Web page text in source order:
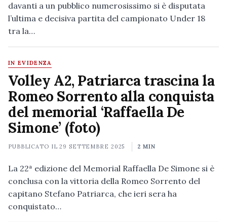
davanti a un pubblico numerosissimo si è disputata
l’ultima e decisiva partita del campionato Under 18
tra la…
IN EVIDENZA
Volley A2, Patriarca trascina la
Romeo Sorrento alla conquista
del memorial ‘Raffaella De
Simone’ (foto)
PUBBLICATO IL29 SETTEMBRE 2025 2 MIN
La 22ª edizione del Memorial Raffaella De Simone si è
conclusa con la vittoria della Romeo Sorrento del
capitano Stefano Patriarca, che ieri sera ha
conquistato…